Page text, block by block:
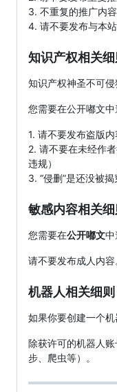
3. 不重复的推广内
4. 请不要发布与本
知识产权相关细
知识产权神圣不可侵
您需要在公开嘟文中
1. 请不要发布盗版内
2. 请不要在未经作
违规）
3. “侵删”是还没被揭
敏感内容相关细
您需要在公开嘟文中
请不要发布成人内容
机器人相关细则
如果你要创建一个机
除获许可的机器人
步、爬虫等）。